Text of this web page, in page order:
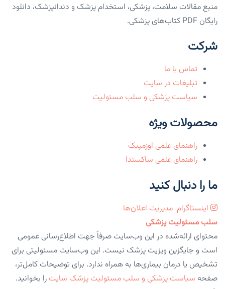
منبع مقالات سلامت، پزشکی، استخدام پزشک و دندانپزشک، دانلود
رایگان PDF کتاب‌های پزشکی.
شرکت
تماس با ما
تبلیغات در سایت
سیاست پزشکی و سلب مسئولیت
محصولات ویژه
راهنمای علمی اوزمپیک
راهنمای علمی ساکسندا
ما را دنبال کنید
اینستاگرام مدیریت اعلان‌ها
سلب مسئولیت پزشکی
محتوای ارائه‌شده در این وب‌سایت صرفاً جهت اطلاع‌رسانی عمومی
است و جایگزین ویزیت پزشک نیست. این وب‌سایت مسئولیتی برای
تشخیص یا درمان بیماری‌ها به همراه ندارد. برای توضیحات کامل‌تر،
صفحه سیاست پزشکی و سلب مسئولیت پزشک سایت را بخوانید.